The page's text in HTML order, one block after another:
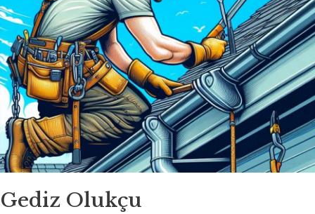
Gediz Olukçu